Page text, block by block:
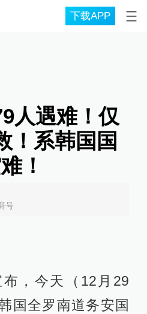
下载APP
人遇难！仅
！系韩国国
！
号
，今天（12月29
国全罗南道务安国